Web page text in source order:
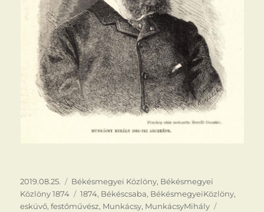
Közzétéve
2019.08.25. Kategória
Békésmegyei Közlöny, Békésmegyei
Közlöny 1874
Címke
1874, Békéscsaba, BékésmegyeiKözlöny,
esküvő,festőművész, Munkácsy, MunkácsyMihály